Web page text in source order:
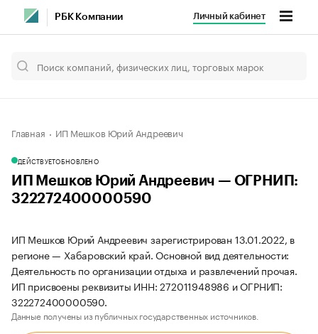
РБК Компании Личный кабинет
Главная ИП Мешков Юрий Андреевич
ДЕЙСТВУЕТОБНОВЛЕНО
ИП Мешков Юрий Андреевич — ОГРНИП:
322272400000590
ИП Мешков Юрий Андреевич зарегистрирован 13.01.2022, в
регионе — Хабаровский край. Основной вид деятельности:
Деятельность по организации отдыха и развлечений прочая.
ИП присвоены реквизиты ИНН: 272011948986 и ОГРНИП:
322272400000590.
Данные получены из публичных государственных источников.